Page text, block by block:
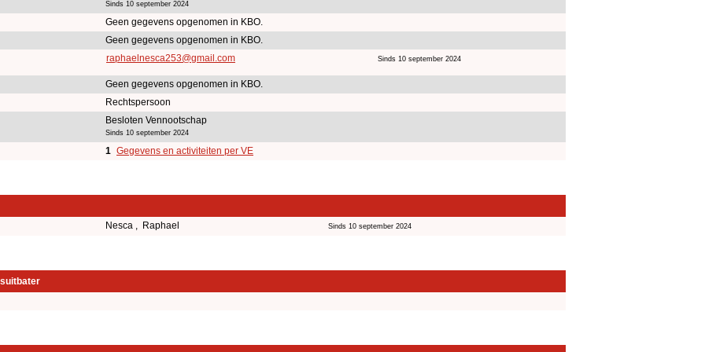
Sinds 10 september 2024
Geen gegevens opgenomen in KBO.
Geen gegevens opgenomen in KBO.
raphaelnesca253@gmail.com
Sinds 10 september 2024
Geen gegevens opgenomen in KBO.
Rechtspersoon
Besloten Vennootschap
Sinds 10 september 2024
1 Gegevens en activiteiten per VE
Nesca , Raphael Sinds 10 september 2024